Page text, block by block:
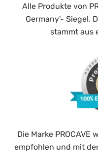
Alle Produkte von
Germany'- Siegel.
stammt aus
Die Marke
empfohlen und mit